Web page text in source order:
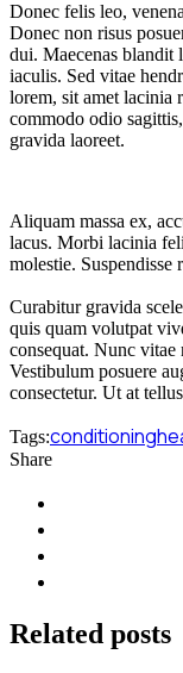
Donec felis leo,
Donec non risus
dui. Maecenas blandit
iaculis. Sed vitae
lorem, sit amet lacinia
commodo odio
gravida laoreet.
Aliquam massa ex,
lacus. Morbi lacinia
molestie.
Curabitur gravida
quis quam volutpat
consequat. Nunc
Vestibulum posuere
consectetur. Ut at
Tags:conditioning
Share
Related posts